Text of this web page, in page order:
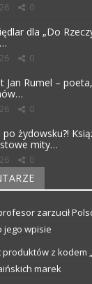
0
dla „Do
0
Jan Rumel –
0
po żydowsku?!
mity…
0
zarzucił
jego wpisie
z kodem
marek